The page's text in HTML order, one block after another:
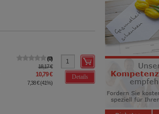
0
18,17 €
10,79 €
7,38 €(41%)
Details